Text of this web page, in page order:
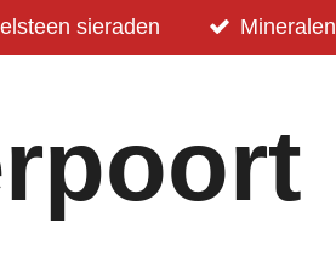
sieraden Mineralen